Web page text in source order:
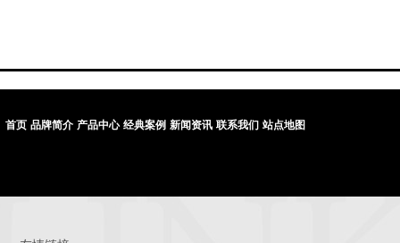
首页 品牌简介 产品中心 经典案例 新闻资讯 联系我们 站点地图